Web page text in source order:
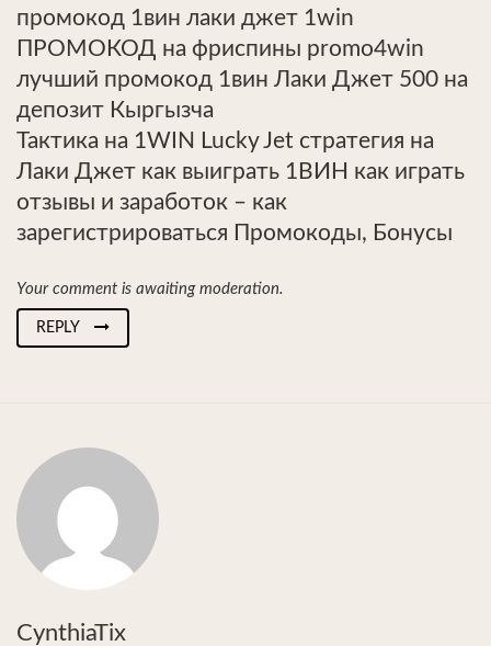
промокод 1вин лаки джет 1win
ПРОМОКОД на фриспины promo4win
лучший промокод 1вин Лаки Джет 500 на
депозит Кыргызча
Тактика на 1WIN Lucky Jet стратегия на
Лаки Джет как выиграть 1ВИН как играть
отзывы и заработок – как
зарегистрироваться Промокоды, Бонусы
Your comment is awaiting moderation.
REPLY
CynthiaTix